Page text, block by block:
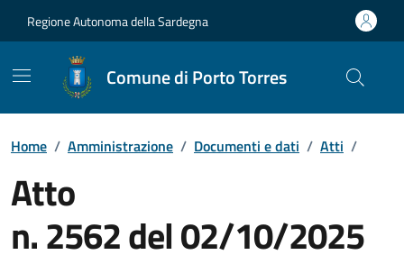
Regione Autonoma della Sardegna
Comune di Porto Torres
Home / Amministrazione / Documenti e dati / Atti /
Atto
n. 2562 del 02/10/2025